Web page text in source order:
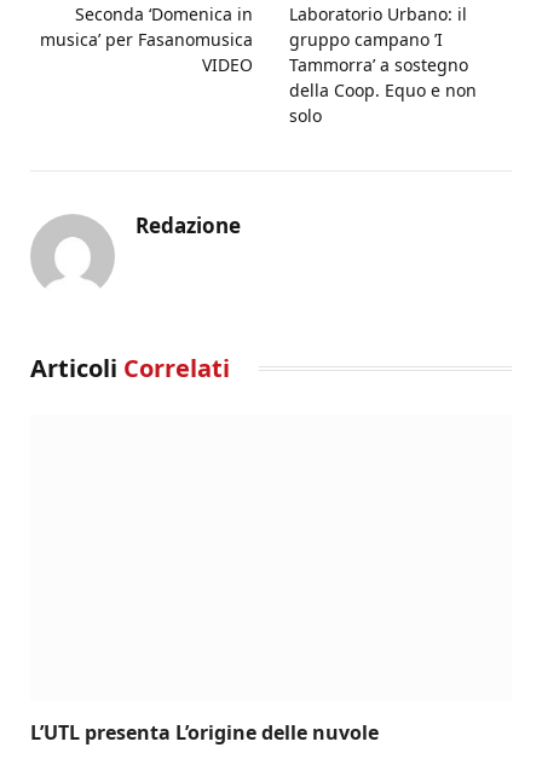
Seconda ‘Domenica in
musica’ per Fasanomusica
VIDEO
Laboratorio Urbano: il
gruppo campano ’I
Tammorra’ a sostegno
della Coop. Equo e non
solo
Redazione
Articoli Correlati
L’UTL presenta L’origine delle nuvole